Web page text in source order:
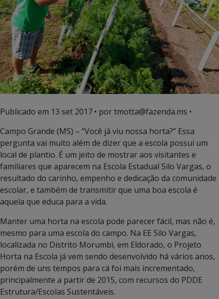
Publicado em 13 set 2017 • por tmotta@fazenda.ms •
Campo Grande (MS) – “Você já viu nossa horta?” Essa
pergunta vai muito além de dizer que a escola possui um
local de plantio. É um jeito de mostrar aos visitantes e
familiares que aparecem na Escola Estadual Silo Vargas, o
resultado do carinho, empenho e dedicação da comunidade
escolar, e também de transmitir que uma boa escola é
aquela que educa para a vida.
Manter uma horta na escola pode parecer fácil, mas não é,
mesmo para uma escola do campo. Na EE Silo Vargas,
localizada no Distrito Morumbi, em Eldorado, o Projeto
Horta na Escola já vem sendo desenvolvido há vários anos,
porém de uns tempos para cá foi mais incrementado,
principalmente a partir de 2015, com recursos do PDDE
Estrutura/Escolas Sustentáveis.